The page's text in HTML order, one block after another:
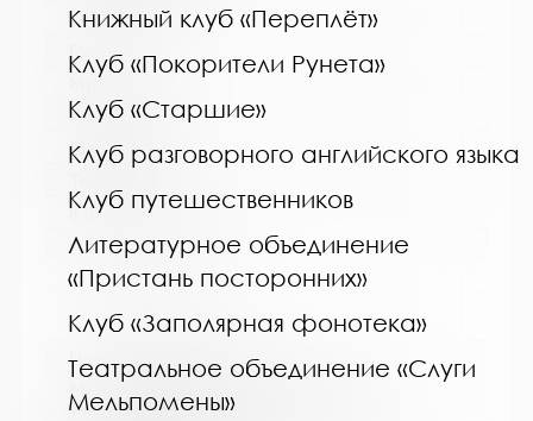
Книжный клуб «Переплёт»
Клуб «Покорители Рунета»
Клуб «Старшие»
Клуб разговорного английского языка
Клуб путешественников
Литературное объединение
«Пристань посторонних»
Клуб «Заполярная фонотека»
Театральное объединение «Слуги
Мельпомены»
183052
Город:
Мурманск
Улица, дом:
Шевченко, 26
8 (8152) 53-83-46
www:
http://blind-library.ru/
Название библиотеки:
Мурманская государственная областная
универсальная научная библиотека